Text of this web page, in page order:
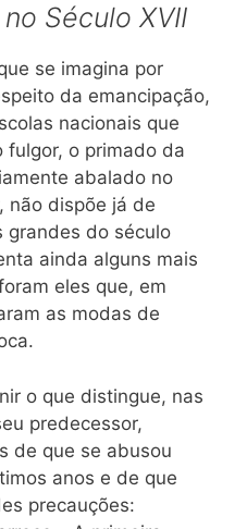
Século XVII
se imagina por
da emancipação,
nacionais que
fulgor, o primado da
abalado no
não dispõe já de
do século
ainda alguns mais
eles que, em
as modas de
o que distingue, nas
predecessor,
de que se abusou
anos e de que
precauções: